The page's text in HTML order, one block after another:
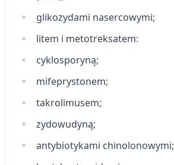
glikozydami nasercowymi;
litem i metotreksatem:
cyklosporyną;
mifeprystonem;
takrolimusem;
zydowudyną;
antybiotykami chinolonowymi;